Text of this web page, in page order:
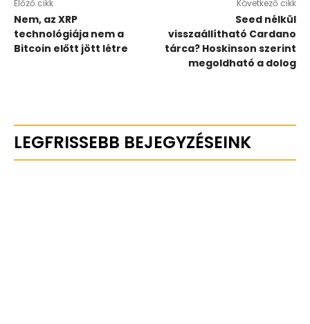
Előző cikk
Nem, az XRP
technológiája nem a
Bitcoin előtt jött létre
Következő cikk
Seed nélkül
visszaállítható Cardano
tárca? Hoskinson szerint
megoldható a dolog
LEGFRISSEBB BEJEGYZÉSEINK